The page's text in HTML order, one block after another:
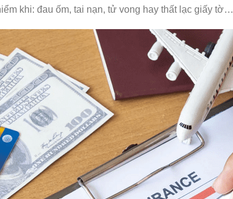
khi: đau ốm, tai nạn, tử vong hay thất lạc giấy tờ…